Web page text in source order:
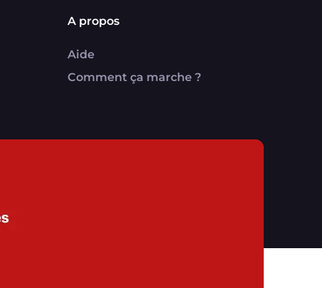
A propos
Aide
Comment ça marche ?